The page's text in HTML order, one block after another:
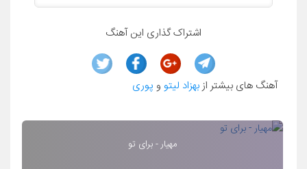
اشتراک گذاری این آهنگ
آهنگ های بیشتر ازبهزاد لیتو و پوری
مهیار - برای تو